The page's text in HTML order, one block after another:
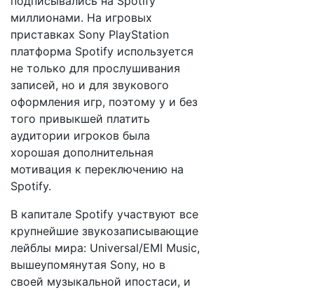
миллионами. На игровых
приставках Sony PlayStation
платформа Spotify используется
не только для прослушивания
записей, но и для звукового
оформления игр, поэтому у и без
того привыкшей платить
аудитории игроков была
хорошая дополнительная
мотивация к переключению на
Spotify.
В капитале Spotify участвуют все
крупнейшие звукозаписывающие
лейблы мира: Universal/EMI Music,
вышеупомянутая Sony, но в
своей музыкальной ипостаси, и